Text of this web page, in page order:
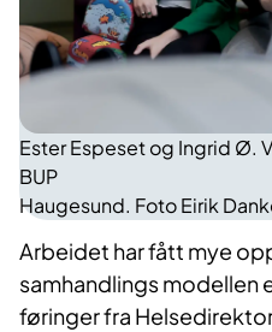
Ester Espeset og Ingrid Ø.
BUP
Haugesund. Foto Eirik
Arbeidet har fått mye
samhandlings modellen
føringer fra